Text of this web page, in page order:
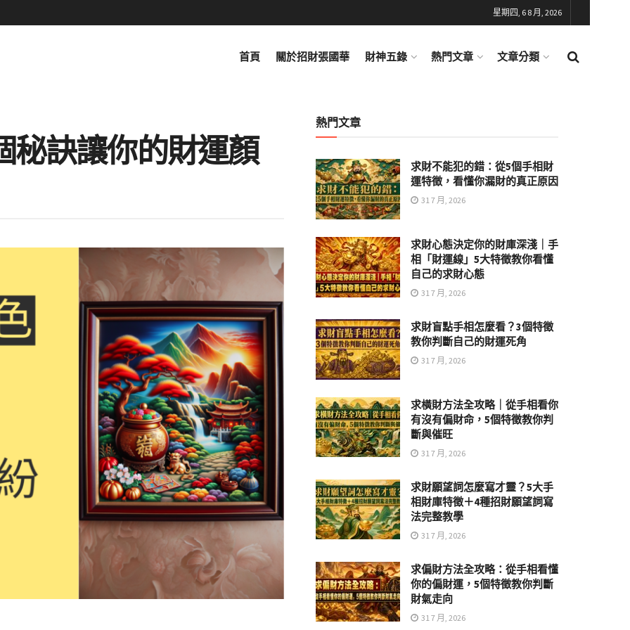
星期四, 6 8 月, 2026
首頁 關於招財張國華 財神五錄 熱門文章 文章分類
秘訣讓你的財運顏
熱門文章
求財不能犯的錯：從5個手相財
運特徵，看懂你漏財的真正原因
31 7 月, 2026
求財心態決定你的財庫深淺｜手
相「財運線」5大特徵教你看懂
自己的求財心態
31 7 月, 2026
求財盲點手相怎麼看？3個特徵
教你判斷自己的財運死角
31 7 月, 2026
求橫財方法全攻略｜從手相看你
有沒有偏財命，5個特徵教你判
斷與催旺
31 7 月, 2026
求財願望詞怎麼寫才靈？5大手
相財庫特徵＋4種招財願望詞寫
法完整教學
31 7 月, 2026
求偏財方法全攻略：從手相看懂
你的偏財運，5個特徵教你判斷
財氣走向
31 7 月, 2026